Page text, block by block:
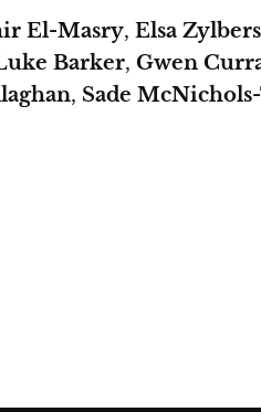
El-Masry, Elsa
Barker, Gwen
, Sade